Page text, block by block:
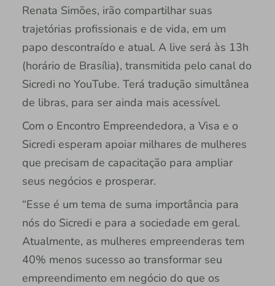
Renata Simões, irão compartilhar suas
trajetórias profissionais e de vida, em um
papo descontraído e atual. A live será às 13h
(horário de Brasília), transmitida pelo canal do
Sicredi no YouTube. Terá tradução simultânea
de libras, para ser ainda mais acessível.
Com o Encontro Empreendedora, a Visa e o
Sicredi esperam apoiar milhares de mulheres
que precisam de capacitação para ampliar
seus negócios e prosperar.
“Esse é um tema de suma importância para
nós do Sicredi e para a sociedade em geral.
Atualmente, as mulheres empreenderas tem
40% menos sucesso ao transformar seu
empreendimento em negócio do que os